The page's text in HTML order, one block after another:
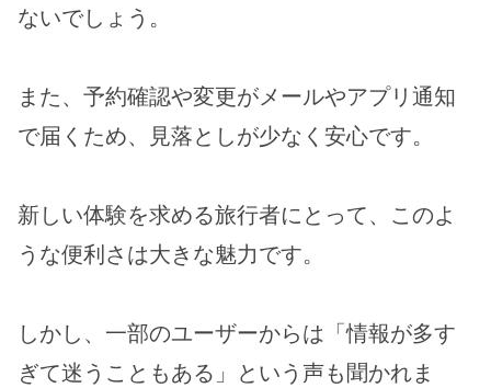
ないでしょう。
また、予約確認や変更がメールやアプリ通知
で届くため、見落としが少なく安心です。
新しい体験を求める旅行者にとって、このよ
うな便利さは大きな魅力です。
しかし、一部のユーザーからは「情報が多す
ぎて迷うこともある」という声も聞かれま